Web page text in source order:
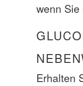
wenn
Erhalten